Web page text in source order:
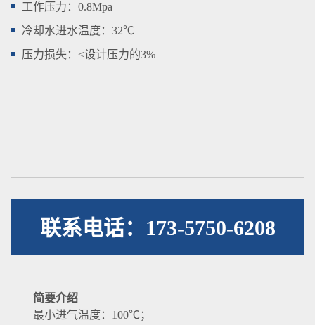
工作压力：0.8Mpa
冷却水进水温度：32℃
压力损失：≤设计压力的3%
联系电话：173-5750-6208
简要介绍
最小进气温度：100℃；